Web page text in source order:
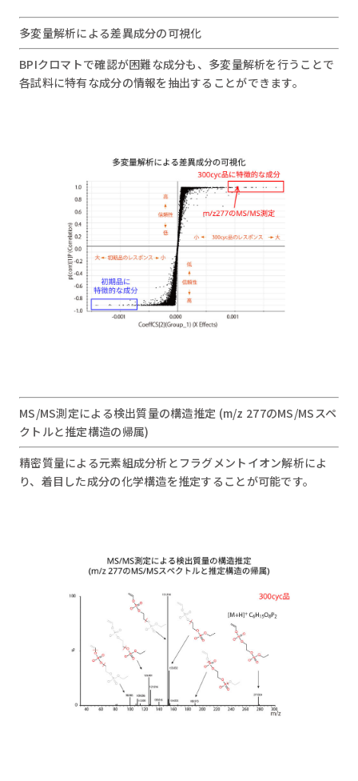
多変量解析による差異成分の可視化
BPIクロマトで確認が困難な成分も、多変量解析を行うことで
各試料に特有な成分の情報を抽出することができます。
MS/MS測定による検出質量の構造推定 (m/z 277のMS/MSスペ
クトルと推定構造の帰属)
精密質量による元素組成分析とフラグメントイオン解析によ
り、着目した成分の化学構造を推定することが可能です。